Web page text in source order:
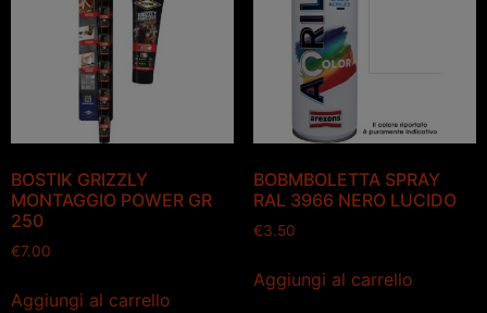
BOSTIK GRIZZLY
MONTAGGIO POWER GR
250
€7.00
Aggiungi al carrello
BOBMBOLETTA SPRAY
RAL 3966 NERO LUCIDO
€3.50
Aggiungi al carrello